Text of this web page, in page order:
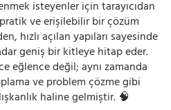
isteyenler için tarayıcıdan
ve erişilebilir bir çözüm
hızlı açılan yapıları sayesinde
geniş bir kitleye hitap eder.
eğlence değil; aynı zamanda
ve problem çözme gibi
haline gelmiştir. 🧠